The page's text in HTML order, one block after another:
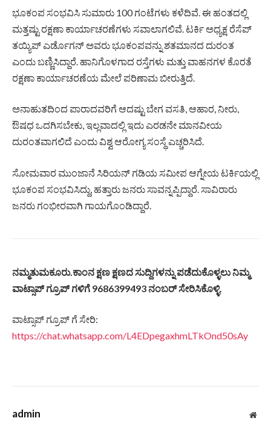
ಭೂಕಂಪ ಸಂಭವಿಸಿ ಸುಮಾರು 100 ಗಂಟೆಗಳು ಕಳೆದಿವೆ. ಈ ಹಂತದಲ್ಲಿ
ಮತ್ತಷ್ಟು ರಕ್ಷಣಾ ಕಾರ್ಯಾಚರಣೆಗಳು ಸವಾಲಾಗಲಿವೆ. ಟರ್ಕಿ ಅಧ್ಯಕ್ಷ ರೆಸೆಪ್
ತಯ್ಯಿಪ್ ಎರ್ಡೊಗನ್ ಅವರು ಭೂಕಂಪವನ್ನು ಶತಮಾನದ ದುರಂತ
ಎಂದು ಬಣ್ಣಿಸಿದ್ದಾರೆ. ಹಾನಿಗೊಳಗಾದ ರಸ್ತೆಗಳು ಮತ್ತು ವಾಹನಗಳ ಕೊರತೆ
ರಕ್ಷಣಾ ಕಾರ್ಯಾಚರಣೆಯ ಮೇಲೆ ಪರಿಣಾಮ ಬೀರುತ್ತಿದೆ.
ಅನಾಹುತದಿಂದ ಪಾರಾದವರಿಗೆ ಆದಷ್ಟು ಬೇಗ ವಸತಿ, ಆಹಾರ, ನೀರು,
ಔಷಧ ಒದಗಿಸಬೇಕು, ಇಲ್ಲವಾದಲ್ಲಿ ಇದು ಎರಡನೇ ಮಾನವೀಯ
ದುರಂತವಾಗಲಿದೆ ಎಂದು ವಿಶ್ವ ಆರೋಗ್ಯ ಸಂಸ್ಥೆ ಎಚ್ಚರಿಸಿದೆ.
ಸೋಮವಾರ ಮುಂಜಾನೆ ಸಿರಿಯನ್ ಗಡಿಯ ಸಮೀಪ ಆಗ್ನೇಯ ಟರ್ಕಿಯಲ್ಲಿ
ಭೂಕಂಪ ಸಂಭವಿಸಿದ್ದು, ಹತ್ತಾರು ಜನರು ಸಾವನ್ನಪ್ಪಿದ್ದಾರೆ. ಸಾವಿರಾರು
ಜನರು ಗಂಭೀರವಾಗಿ ಗಾಯಗೊಂಡಿದ್ದಾರೆ.
ನಮ್ಮತುಮಕೂರು.ಕಾಂನ ಕ್ಷಣ ಕ್ಷಣದ ಸುದ್ದಿಗಳನ್ನು ಪಡೆದುಕೊಳ್ಳಲು ನಿಮ್ಮ
ವಾಟ್ಸಾಪ್ ಗ್ರೂಪ್ ಗಳಿಗೆ 9686399493 ನಂಬರ್ ಸೇರಿಸಿಕೊಳ್ಳಿ.
ವಾಟ್ಸಾಪ್ ಗ್ರೂಪ್ ಗೆ ಸೇರಿ:
https://chat.whatsapp.com/L4EDpegaxhmLTkOnd50sAy
admin